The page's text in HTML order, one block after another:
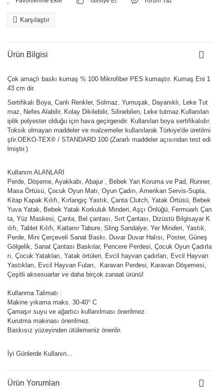
Karşılaştır
Ürün Bilgisi
Çok amaçlı baskı kumaş % 100 Mikrofiber PES kumaştır. Kumaş Eni 1
43 cm dir.
Sertifikalı Boya, Canlı Renkler, Solmaz, Yumuşak, Dayanıklı, Leke Tut
maz, Nefes Alabilir, Kolay Dikilebilir, Silinebilen, Leke tutmaz.Kullanılan
iplik polyester olduğu için hava geçirgendir. Kullanılan boya sertifikalıdır.
Toksik olmayan maddeler ve malzemeler kullanılarak Türkiye'de üretilmi
ştir.OEKO-TEX® / STANDARD 100 (Zararlı maddeler açısından test edi
lmiştir.)
Kullanım ALANLARI
Perde, Döşeme, Ayakkabı, Abajur , Bebek Yan Koruma ve Pad, Runner,
Masa Örtüsü, Çocuk Oyun Matı, Oyun Çadırı, Amerikan Servis-Supla,
Kitap Kapak Kılıfı, Kırlangıç Yastık, Çanta Clutch, Yatak Örtüsü, Bebek
Yuva Yatak, Bebek Yatak Korkuluk Minderi, Aşçı Önlüğü, Fermuarlı Çan
ta, Yüz Maskesi, Çanta, Bel çantası, Sırt Çantası, Dizüstü Bilgisayar K
ılıfı, Tablet Kılıfı, Katlanır Tabure, Sling Sandalye, Yer Minderi, Yastık,
Perde, Mini Çerçeveli Sanat Baskı, Duvar Duvar Halısı, Poster, Güneş
Gölgelik, Sanat Çantası Baskılar, Pencere Perdesi, Çocuk Oyun Çadırla
rı, Çocuk Yatakları, Yatak örtüleri, Evcil hayvan çadırları, Evcil Hayvan
Yastıkları, Evcil Hayvan Fuları, Karavan Perdesi, Karavan Döşemesi,
Çeşitli aksesuarlar ve daha birçok zanaat ürünü!
Kullanma Talimatı :
Makine yıkama maks. 30-40° C
Çamaşır suyu ve ağartıcı kullanılması önerilmez.
Kurutma makinası önerilmez.
Baskısız yüzeyinden ütülemeniz önerilir.
İyi Günlerde Kullanın...
Ürün Yorumları